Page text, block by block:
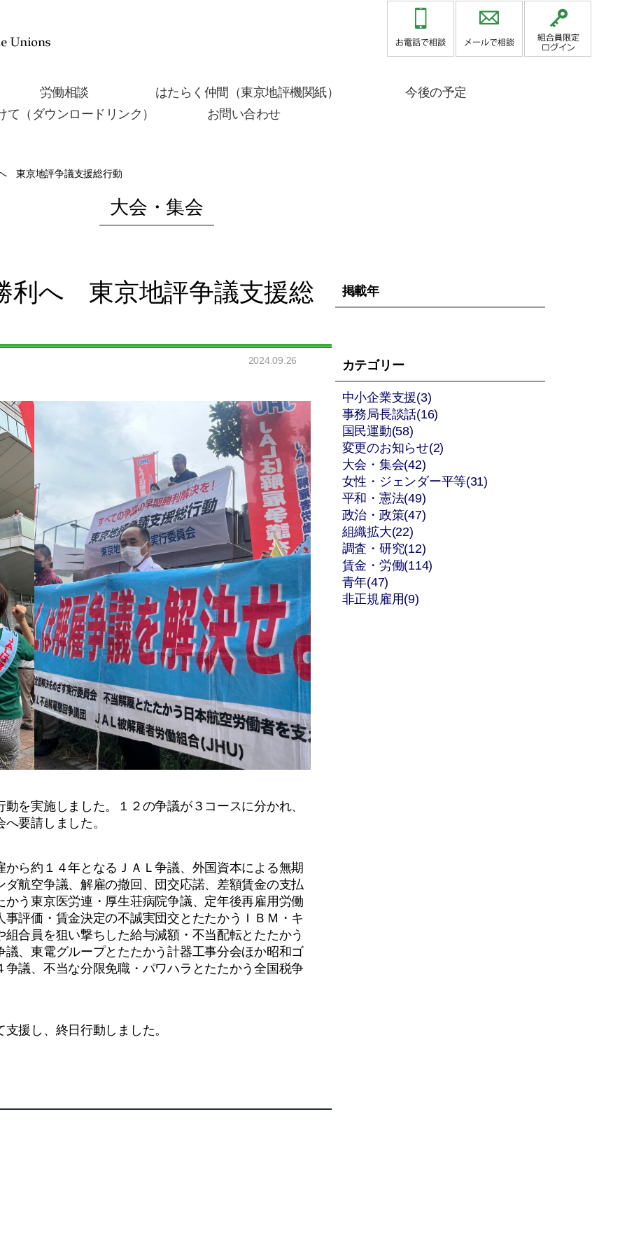
労働相談 はたらく仲間（東京地評機関紙）
今後の予定
（ダウンロードリンク）
お問い合わせ
東京地評争議支援総行動
大会・集会
利へ 東京地評争議支援総
2024.09.26
を実施しました。１２の争議が３コースに分かれ、
要請しました。
ら約１４年となるＪＡＬ争議、外国資本による無期
航空争議、解雇の撤回、団交応諾、差額賃金の支払
う東京医労連・厚生荘病院争議、定年後再雇用労働
評価・賃金決定の不誠実団交とたたかうＩＢＭ・キ
合員を狙い撃ちした給与減額・不当配転とたたかう
、東電グループとたたかう計器工事分会ほか昭和ゴ
議、不当な分限免職・パワハラとたたかう全国税争
援し、終日行動しました。
掲載年
カテゴリー
中小企業支援(3)
事務局長談話(16)
国民運動(58)
変更のお知らせ(2)
大会・集会(42)
女性・ジェンダー平等(31)
平和・憲法(49)
政治・政策(47)
組織拡大(22)
調査・研究(12)
賃金・労働(114)
青年(47)
非正規雇用(9)